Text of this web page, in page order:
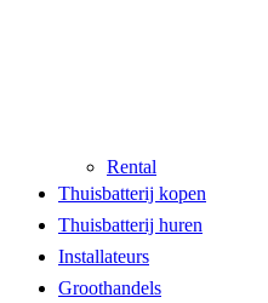
Rental
Thuisbatterij kopen
Thuisbatterij huren
Installateurs
Groothandels